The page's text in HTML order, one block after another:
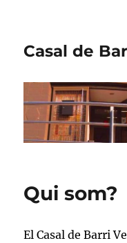
Casal de
Qui som?
El Casal de Barri